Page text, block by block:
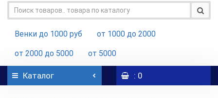
Венки до 1000 руб от 1000 до 2000
от 2000 до 5000 от 5000
Каталог : 0